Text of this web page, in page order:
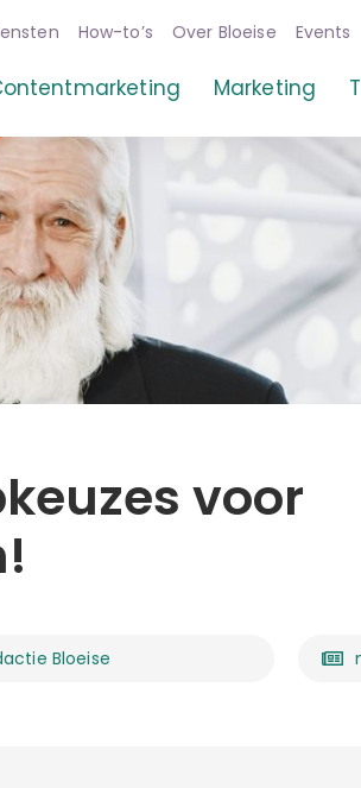
How-to’s Over Bloeise Events
Marketing
voor
Bloeise